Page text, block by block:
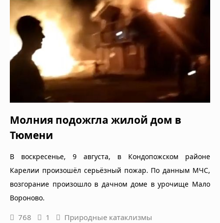
Молния подожгла жилой дом в
Тюмени
В воскресенье, 9 августа, в Кондопожском районе
Карелии произошёл серьёзный пожар. По данным МЧС,
возгорание произошло в дачном доме в урочище Мало
Вороново.
768 1 Природные катаклизмы